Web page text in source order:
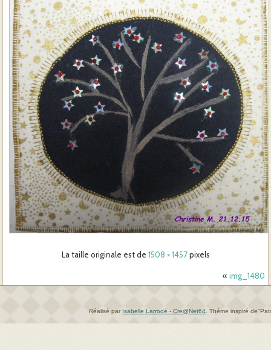
La taille originale est de 1508 × 1457pixels
« img_1480
Réalisé par Isabelle Larrodé - Cre@Net64. Théme inspiré